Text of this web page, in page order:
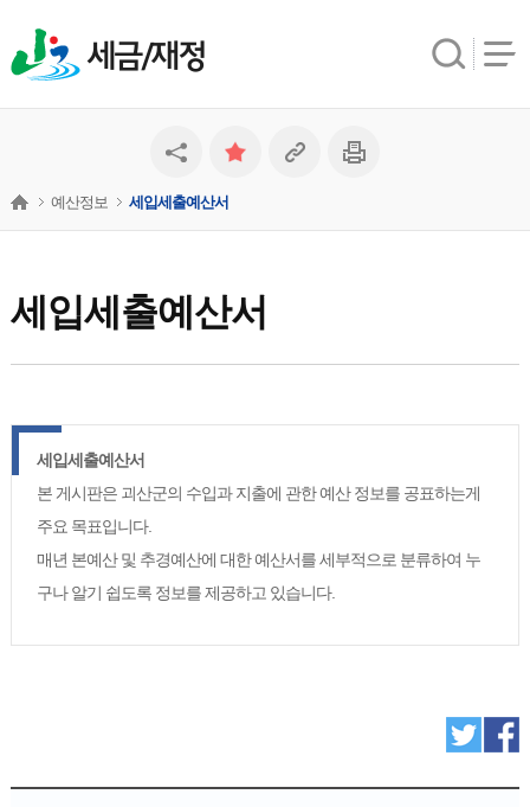
세금/재정
세입세출예산서
예산정보 세입세출예산서
세입세출예산서
본 게시판은 괴산군의 수입과 지출에 관한 예산 정보를 공표하는게
주요 목표입니다.
매년 본예산 및 추경예산에 대한 예산서를 세부적으로 분류하여 누
구나 알기 쉽도록 정보를 제공하고 있습니다.